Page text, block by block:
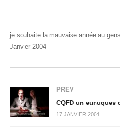
je souhaite la mauvaise année au
Janvier 2004
PREV
CQFD un eunuques
17 JANVIER 2004